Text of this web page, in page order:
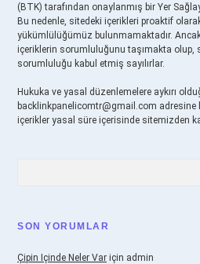
(BTK) tarafından onaylanmış bir Yer
Bu nedenle, sitedeki içerikleri proaktif
yükümlülüğümüz bulunmamaktadır.
içeriklerin sorumluluğunu taşımakta olup,
sorumluluğu kabul etmiş sayılırlar.
Hukuka ve yasal düzenlemelere aykırı
backlinkpanelicomtr@gmail.com adresine
içerikler yasal süre içerisinde sitemizden
SON YORUMLAR
Çipin Içinde Neler Var için admin